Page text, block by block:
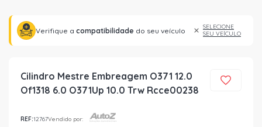
Verifique a compatibilidade do seu veículo
SELECIONE
SEU VEÍCULO
Cilindro Mestre Embreagem O371 12.0
Of1318 6.0 O371Up 10.0 Trw Rcce00238
REF:12767Vendido por: